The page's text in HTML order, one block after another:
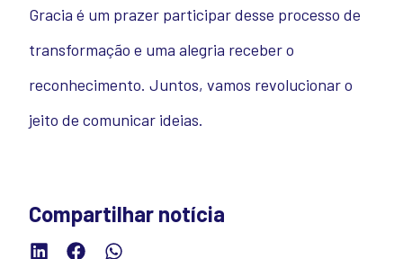
Gracia é um prazer participar desse processo de
transformação e uma alegria receber o
reconhecimento. Juntos, vamos revolucionar o
jeito de comunicar ideias.
Compartilhar notícia